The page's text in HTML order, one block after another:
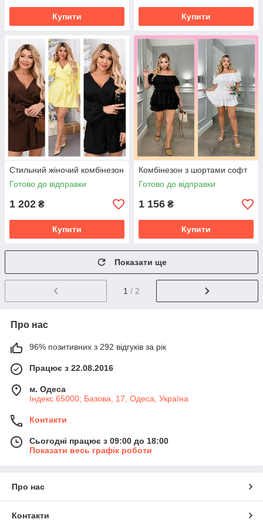
Купити Купити
Стильний жіночий комбінезон
Готово до відправки
1 202 ₴
Купити
Комбінезон з шортами софт
Готово до відправки
1 156 ₴
Купити
Показати ще
1 / 2
Про нас
96% позитивних з 292 відгуків за рік
Працює з 22.08.2016
м. Одеса
Індекс 65000; Базова, 17, Одеса, Україна
Контакти
Сьогодні працює з 09:00 до 18:00
Показати весь графік роботи
Про нас
Контакти